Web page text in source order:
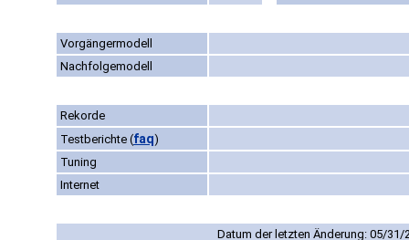
Vorgängermodell
Nachfolgemodell
Rekorde
Testberichte (faq)
Tuning
Internet
Datum der letzten Änderung: 05/31/